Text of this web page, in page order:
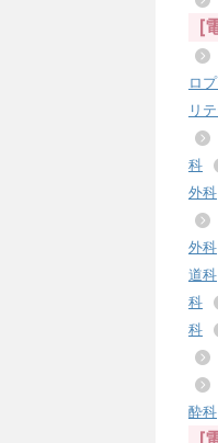
[
ロ
リ
科
外科
外科
道科
科
科
酔科